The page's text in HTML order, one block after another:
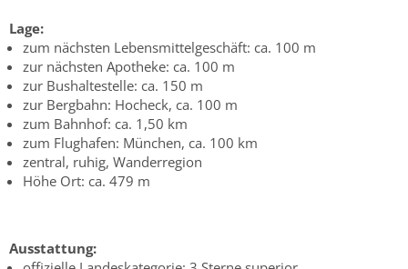
Lage:
zum nächsten Lebensmittelgeschäft: ca. 100 m
zur nächsten Apotheke: ca. 100 m
zur Bushaltestelle: ca. 150 m
zur Bergbahn: Hocheck, ca. 100 m
zum Bahnhof: ca. 1,50 km
zum Flughafen: München, ca. 100 km
zentral, ruhig, Wanderregion
Höhe Ort: ca. 479 m
Ausstattung: